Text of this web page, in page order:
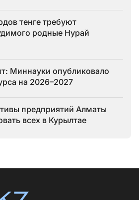
тенге требуют
родные Нурай
Миннауки опубликовало
на 2026–2027
предприятий Алматы
всех в Курылтае